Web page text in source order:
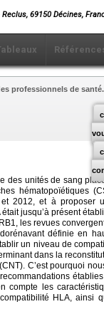
69150 Décines,
professionnels de santé.
des unités de sang
hématopoïétiques
2012, et à proposer
jusqu’à présent
les revues
définie en
un niveau de
dans la
C’est pourquoi
compte les
HLA, ainsi